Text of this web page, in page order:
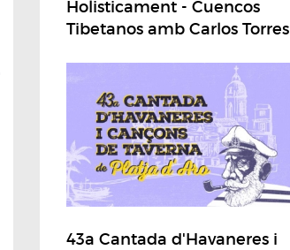
Holisticament - Cuencos
Tibetanos amb Carlos Torres
43a Cantada d'Havaneres i